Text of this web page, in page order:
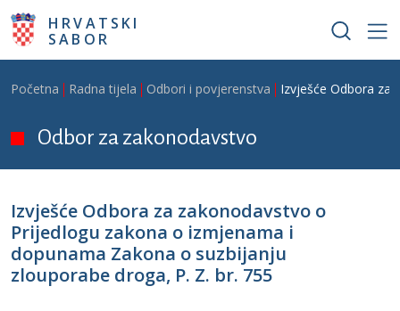
Skoči na glavni sadržaj
HRVATSKI
SABOR
Breadcrumb
Početna Radna tijela Odbori i povjerenstva Izvješće Odbora za
Odbor za zakonodavstvo
Izvješće Odbora za zakonodavstvo o
Prijedlogu zakona o izmjenama i
dopunama Zakona o suzbijanju
zlouporabe droga, P. Z. br. 755